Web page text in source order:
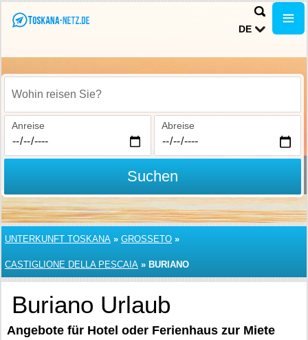
DE
Wohin reisen Sie?
Anreise Abreise
Suchen
UNTERKUNFT TOSKANA » GROSSETO »
CASTIGLIONE DELLA PESCAIA » BURIANO
Buriano Urlaub
Angebote für Hotel oder Ferienhaus zur Miete